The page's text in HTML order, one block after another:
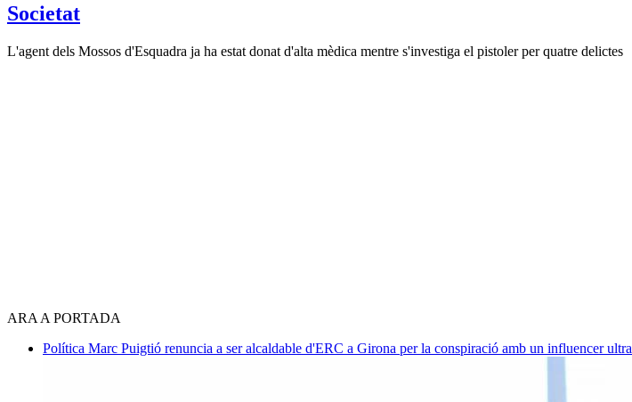
Societat
L'agent dels Mossos d'Esquadra ja ha estat donat d'alta mèdica mentre s'investiga el pistoler per quatre delictes
ARA A PORTADA
Política Marc Puigtió renuncia a ser alcaldable d'ERC a Girona per la conspiració amb un influencer ultra